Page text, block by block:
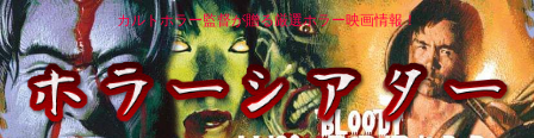
カルトホラー監督が贈る厳選ホラー映画情報！